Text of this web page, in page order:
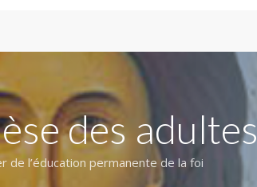
des adultes
de l’éducation permanente de la foi